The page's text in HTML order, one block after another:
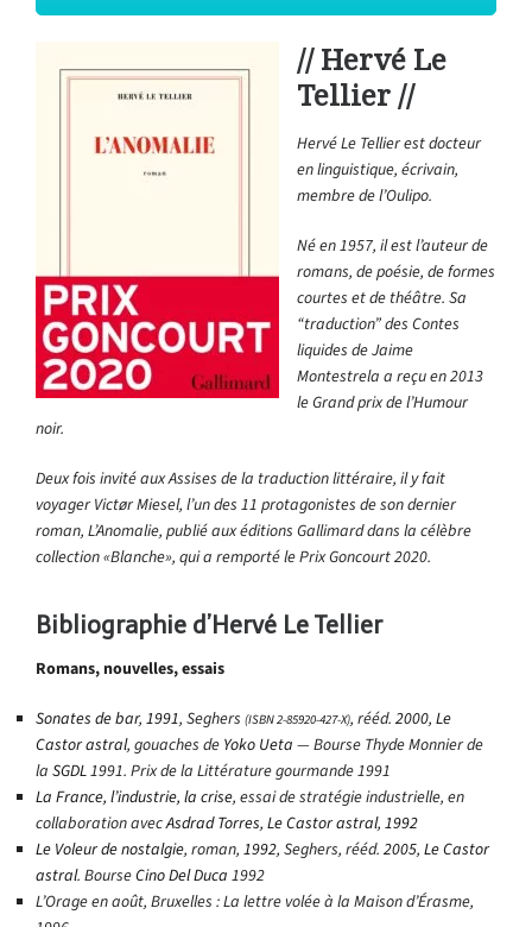
// Hervé Le
Tellier //
Hervé Le Tellierest docteur
en linguistique, écrivain,
membre de l’Oulipo.
Né en 1957, il est l’auteur de
romans, de poésie, de formes
courtes et de théâtre. Sa
“traduction” des Contes
liquides de Jaime
Montestrela a reçu en 2013
le Grand prix de l’Humour
noir.
Deux fois invité aux Assises de la traduction littéraire, il y fait
voyager Victør Miesel, l’un des 11 protagonistes de son dernier
roman, L’Anomalie, publié aux éditions Gallimard dans la célèbre
collection«Blanche», qui a remporté le Prix Goncourt 2020.
Bibliographie d’Hervé Le Tellier
Romans, nouvelles, essais
Sonates de bar, 1991, Seghers (ISBN2-85920-427-X), rééd. 2000, Le
Castor astral, gouaches de Yoko Ueta — Bourse Thyde Monnier de
la SGDL1991. Prix de la Littérature gourmande 1991
La France, l’industrie, la crise, essai de stratégie industrielle, en
collaboration avecAsdrad Torres, Le Castor astral, 1992
Le Voleur de nostalgie, roman, 1992, Seghers, rééd. 2005, Le Castor
astral. BourseCino Del Duca 1992
L’Orage en août, Bruxelles : La lettre volée à la Maison d’Érasme,